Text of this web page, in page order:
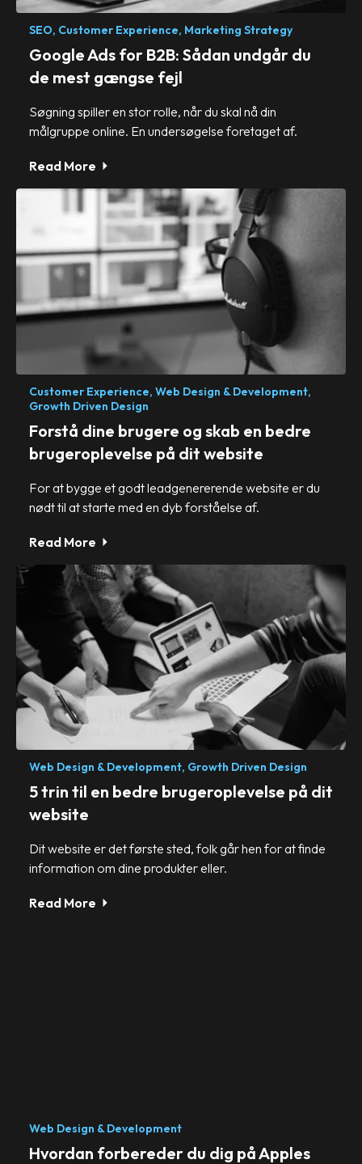
SEO, Customer Experience, Marketing Strategy
Google Ads for B2B: Sådan undgår du
de mest gængse fejl
Søgning spiller en stor rolle, når du skal nå din
målgruppe online. En undersøgelse foretaget af.
Read More
Customer Experience, Web Design & Development,
Growth Driven Design
Forstå dine brugere og skab en bedre
brugeroplevelse på dit website
For at bygge et godt leadgenererende website er du
nødt til at starte med en dyb forståelse af.
Read More
Web Design & Development, Growth Driven Design
5 trin til en bedre brugeroplevelse på dit
website
Dit website er det første sted, folk går hen for at finde
information om dine produkter eller.
Read More
Web Design & Development
Hvordan forbereder du dig på Apples